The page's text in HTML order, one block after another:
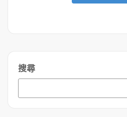
搜尋